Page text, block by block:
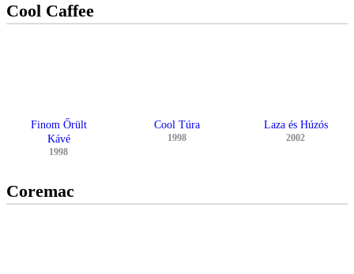
Cool Caffee
Finom Őrült
Kávé
1998
Cool Túra
1998
Laza és Húzós
2002
Coremac